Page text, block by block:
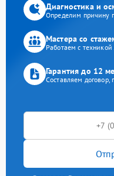
Диагностика и
Определим причину
Мастера со
Работаем с
Гарантия до 12
Составляем договор,